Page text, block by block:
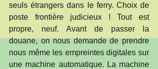
seuls étrangers dans le ferry. Choix de
poste frontière judicieux ! Tout est
propre, neuf. Avant de passer la
douane, on nous demande de prendre
nous même les empreintes digitales sur
une machine automatique. La machine